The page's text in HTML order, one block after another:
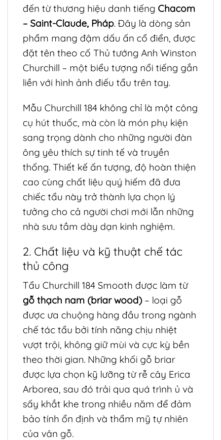
đến từ thương hiệu danh tiếng Chacom
– Saint-Claude, Pháp. Đây là dòng sản
phẩm mang đậm dấu ấn cổ điển, được
đặt tên theo cố Thủ tướng Anh Winston
Churchill – một biểu tượng nổi tiếng gắn
liền với hình ảnh điếu tẩu trên tay.
Mẫu Churchill 184 không chỉ là một công
cụ hút thuốc, mà còn là món phụ kiện
sang trọng dành cho những người đàn
ông yêu thích sự tinh tế và truyền
thống. Thiết kế ấn tượng, độ hoàn thiện
cao cùng chất liệu quý hiếm đã đưa
chiếc tẩu này trở thành lựa chọn lý
tưởng cho cả người chơi mới lẫn những
nhà sưu tầm dày dạn kinh nghiệm.
2. Chất liệu và kỹ thuật chế tác
thủ công
Tẩu Churchill 184 Smooth được làm từ
gỗ thạch nam (briar wood) – loại gỗ
được ưa chuộng hàng đầu trong ngành
chế tác tẩu bởi tính năng chịu nhiệt
vượt trội, không giữ mùi và cực kỳ bền
theo thời gian. Những khối gỗ briar
được lựa chọn kỹ lưỡng từ rễ cây Erica
Arborea, sau đó trải qua quá trình ủ và
sấy khắt khe trong nhiều năm để đảm
bảo tính ổn định và thẩm mỹ tự nhiên
của vân gỗ.